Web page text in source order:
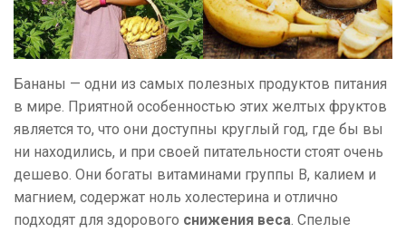
Бананы — одни из самых полезных продуктов питания
в мире. Приятной особенностью этих желтых фруктов
является то, что они доступны круглый год, где бы вы
ни находились, и при своей питательности стоят очень
дешево. Они богаты витаминами группы В, калием и
магнием, содержат ноль холестерина и отлично
подходят для здорового снижения веса. Спелые